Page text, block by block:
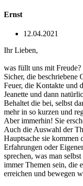
Ernst
12.04.2021
Ihr Lieben,
was füllt uns mit Freude?
Sicher, die beschriebene
Feuer, die Kontakte und
Jeanette und dann
Behaltet die bei, selbst
mehr in so kurzen und
Aber immerhin! Sie
Auch die Auswahl der
Hauptsache sie kommen
Erfahrungen oder
sprechen, was man
immer Themen sein, die
erreichen und bewegen